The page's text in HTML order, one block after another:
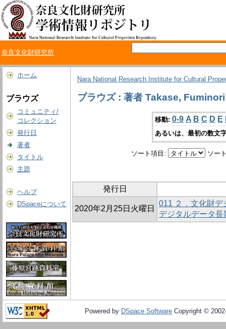
奈良文化財研究所
ホーム
ブラウズ
コミュニティ/
コレクション
発行日
著者
タイトル
主題
ヘルプ
DSpaceについて
Nara National Research Institute for Cultural
ブラウズ : 著者 Takase, Fuminori
移動: 0-9 A B C D E
あるいは、最初の数文
ソート項目: ソー
発行日
2020年2月25日火曜日
011 ２．文化財デ
デジタルデータ
Powered by DSpace Software Copyright ©